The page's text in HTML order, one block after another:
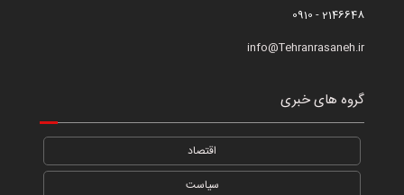
2146648 - 0910
info@Tehranrasaneh.ir
گروه های خبری
اقتصاد
سیاست